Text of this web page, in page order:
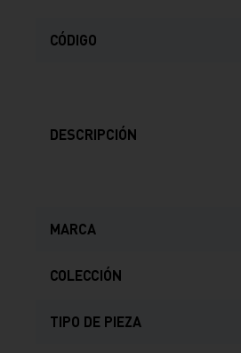
CÓDIGO
DESCRIPCIÓN
MARCA
COLECCIÓN
TIPO DE PIEZA